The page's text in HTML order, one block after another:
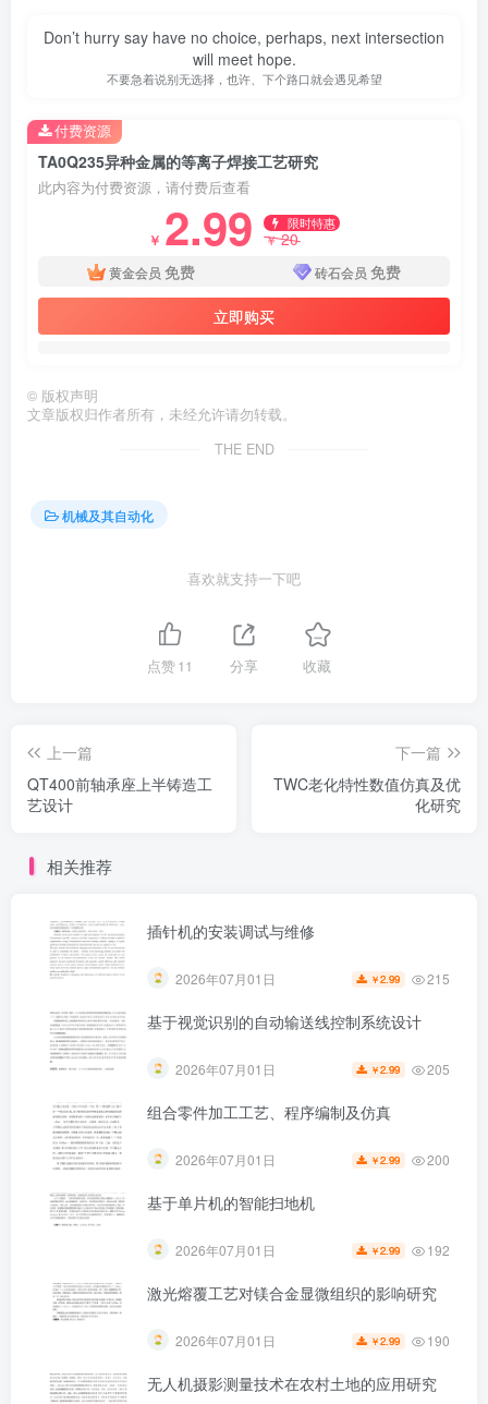
第3页 / 共67页
Don’t hurry say have no choice, perhaps, next intersection
will meet hope.
不要急着说别无选择，也许、下个路口就会遇见希望
TA0Q235异种金属的等离子焊接工艺研究
此内容为付费资源，请付费后查看
￥ 2.99 限时特惠
￥20
黄金会员 免费 砖石会员 免费
立即购买
付费资源
© 版权声明
文章版权归作者所有，未经允许请勿转载。
THE END
机械及其自动化
喜欢就支持一下吧
点赞11 分享 收藏
上一篇
QT400前轴承座上半铸造工
艺设计
下一篇
TWC老化特性数值仿真及优
化研究
相关推荐
插针机的安装调试与维修
2026年07月01日 ￥2.99 215
基于视觉识别的自动输送线控制系统设计
2026年07月01日 ￥2.99 205
组合零件加工工艺、程序编制及仿真
2026年07月01日 ￥2.99 200
基于单片机的智能扫地机
2026年07月01日 ￥2.99 192
激光熔覆工艺对镁合金显微组织的影响研究
2026年07月01日 ￥2.99 190
无人机摄影测量技术在农村土地的应用研究